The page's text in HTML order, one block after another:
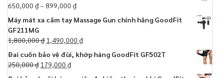
650,000 ₫– 899,000 ₫
Máy mát xa cầm tay Massage Gun chính hãng GoodFit
GF211MG
1,800,000₫ 1,490,000 ₫
Đai cuốn bảo vệ đùi, khớp háng GoodFit GF502T
250,000₫ 179,000 ₫